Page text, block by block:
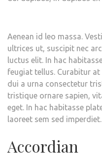
Aenean id leo massa.
ultrices ut, suscipit nec
luctus elit. In hac
feugiat tellus. Curabitur
dui a urna consectetur
tristique ornare sapien,
eget. In hac habitasse
laoreet sem sed
Accordian